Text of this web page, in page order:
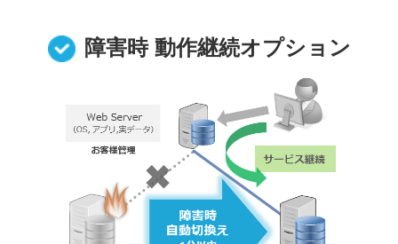
障害時 動作継続オプション